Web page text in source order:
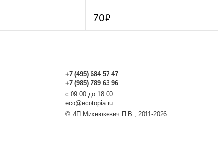
70
+7 (495) 684 57 47
+7 (985) 789 63 96
с 09:00 до 18:00
eco@ecotopia.ru
© ИП Михнюкевич П.В., 2011-2026